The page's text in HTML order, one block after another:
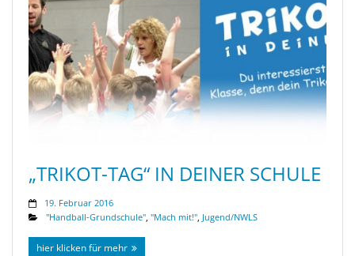
„TRIKOT-TAG“ IN DEINER SCHULE
19. Februar 2016
"Handball-Grundschule", "Mach mit!", Jugend/NWLS
hier klicken für mehr